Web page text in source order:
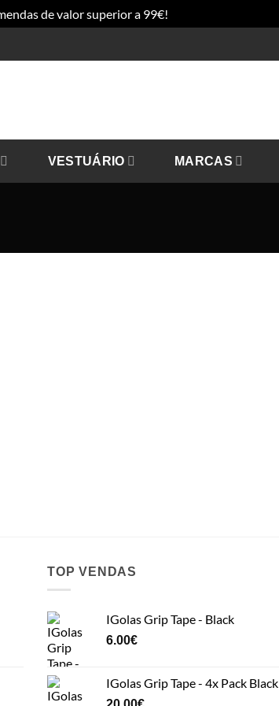
de valor superior a 99€!
VESTUÁRIO MARCAS
TOP VENDAS
IGolas Grip Tape - Black
6.00€
IGolas Grip Tape - 4x Pack Black